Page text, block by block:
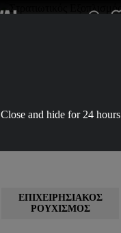
ΕΠΙΧΕΙΡΗΣΙΑΚΌΣ
ΡΟΥΧΙΣΜΌΣ
Close and hide for 24 hours